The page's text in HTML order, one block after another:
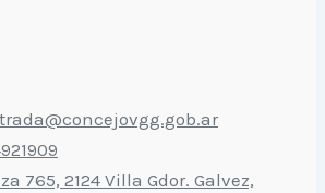
765, 2124 Villa Gdor. Galvez,